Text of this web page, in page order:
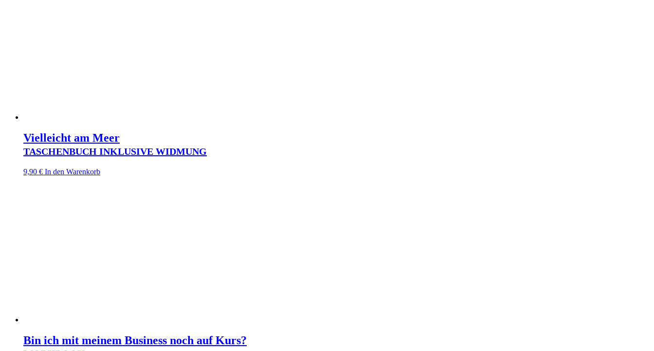
Vielleicht am Meer
TASCHENBUCH INKLUSIVE WIDMUNG
9,90 € In den Warenkorb
Bin ich mit meinem Business noch auf Kurs?